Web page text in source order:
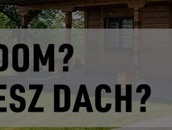
geolokalizacyjnych. Aktywne
na urządzeniu lub dostęp do nich.
usług.Lista Zaufanych Partnerów